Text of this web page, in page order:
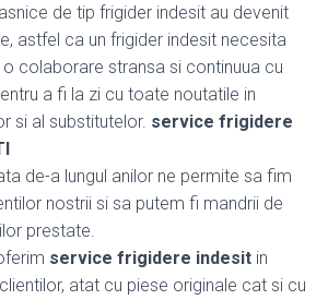
de tip frigider indesit au devenit
astfel ca un frigider indesit necesita
colaborare stransa si continuua cu
a fi la zi cu toate noutatile in
si al substitutelor. service frigidere
de-a lungul anilor ne permite sa fim
nostrii si sa putem fi mandrii de
prestate.
service frigidere indesit in
atat cu piese originale cat si cu